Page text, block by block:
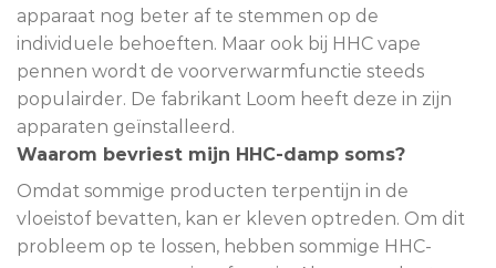
apparaat nog beter af te stemmen op de
individuele behoeften. Maar ook bij HHC vape
pennen wordt de voorverwarmfunctie steeds
populairder. De fabrikant Loom heeft deze in zijn
apparaten geïnstalleerd.
Waarom bevriest mijn HHC-damp soms?
Omdat sommige producten terpentijn in de
vloeistof bevatten, kan er kleven optreden. Om dit
probleem op te lossen, hebben sommige HHC-